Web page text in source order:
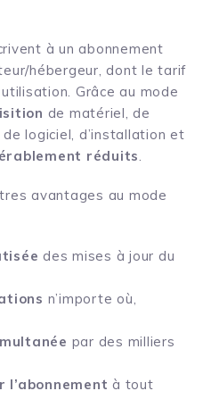
à un abonnement
hébergeur, dont le tarif
Grâce au mode
de matériel, de
logiciel, d’installation et
réduits.
avantages au mode
des mises à jour du
n’importe où,
par des milliers
à tout